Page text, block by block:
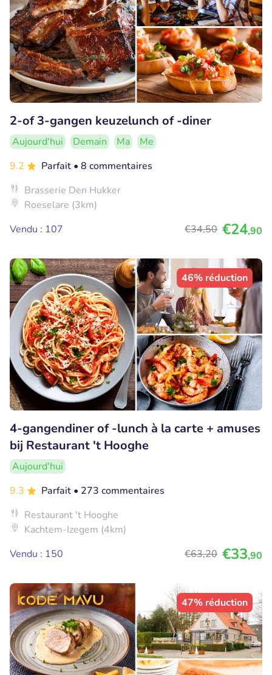
2-of 3-gangen keuzelunch of -diner
Aujourd'hui Demain Ma
Me
9.2
Parfait • 8 commentaires
Brasserie Den Hukker
Roeselare (3km)
Vendu : 107
€34,50 €24,90
46% réduction
4-gangendiner of -lunch à la carte + amuses
bij Restaurant 't Hooghe
Aujourd'hui
9.3
Parfait • 273 commentaires
Restaurant 't Hooghe
Kachtem-Izegem (4km)
Vendu : 150
€63,20 €33,90
47% réduction